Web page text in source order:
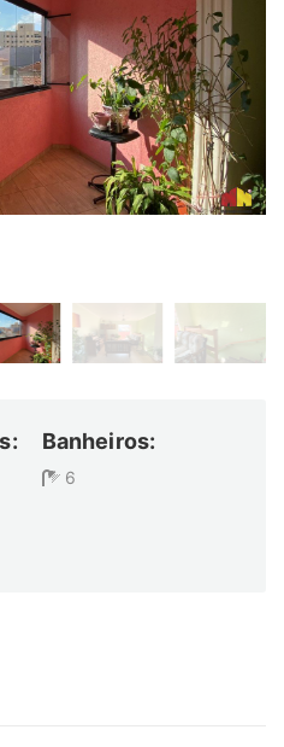
Banheiros:
6